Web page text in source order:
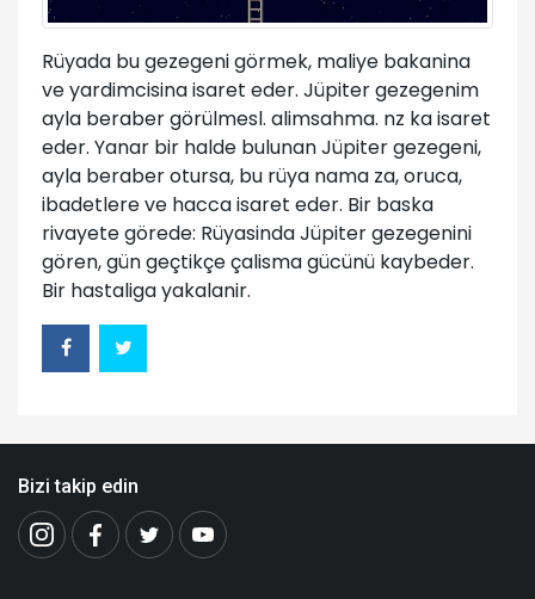
Rüyada bu gezegeni görmek, maliye bakanina
ve yardimcisina isaret eder. Jüpiter gezegenim
ayla beraber görülmesl. alimsahma. nz ka isaret
eder. Yanar bir halde bulunan Jüpiter gezegeni,
ayla beraber otursa, bu rüya nama za, oruca,
ibadetlere ve hacca isaret eder. Bir baska
rivayete görede: Rüyasinda Jüpiter gezegenini
gören, gün geçtikçe çalisma gücünü kaybeder.
Bir hastaliga yakalanir.
Bizi takip edin